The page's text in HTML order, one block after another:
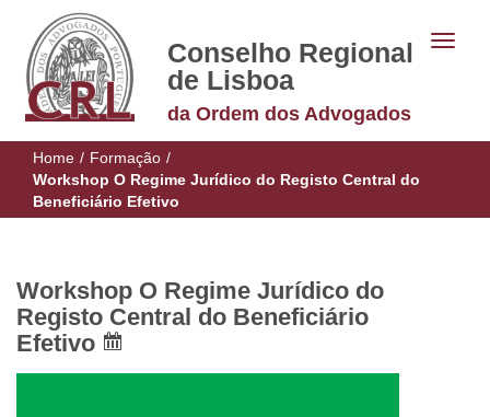
Conselho Regional
de Lisboa
da Ordem dos Advogados
Home / Formação /
Workshop O Regime Jurídico do Registo Central do
Beneficiário Efetivo
Workshop O Regime Jurídico do
Registo Central do Beneficiário
Efetivo